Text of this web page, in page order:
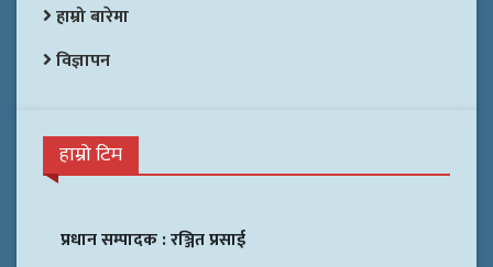
हाम्रो बारेमा
विज्ञापन
हाम्रो टिम
प्रधान सम्पादक :रञ्जित प्रसाई